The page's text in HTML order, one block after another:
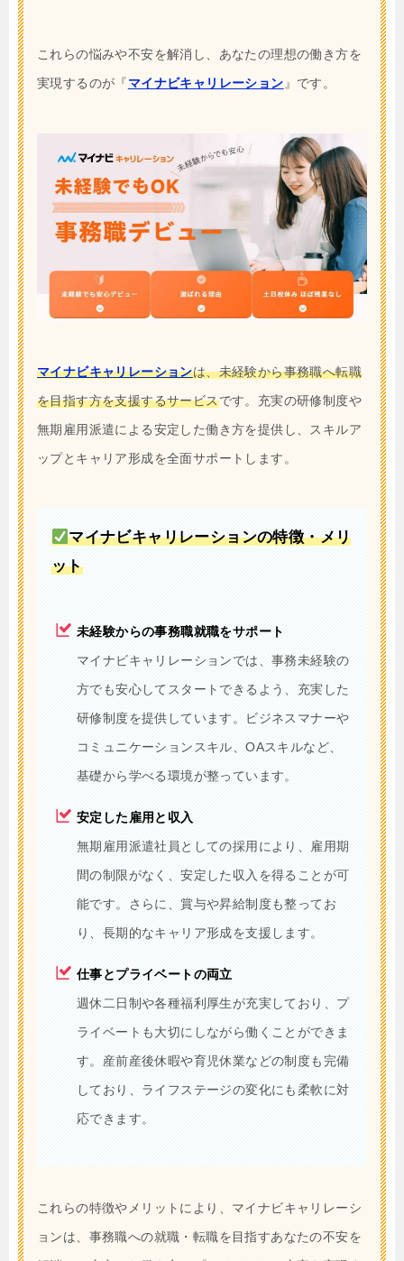
これらの悩みや不安を解消し、あなたの理想の働き方を
実現するのが『マイナビキャリレーション』です。
マイナビキャリレーションは、未経験から事務職へ転職
を目指す方を支援するサービスです。充実の研修制度や
無期雇用派遣による安定した働き方を提供し、スキルア
ップとキャリア形成を全面サポートします。
マイナビキャリレーションの特徴・メリ
ット
未経験からの事務職就職をサポート
マイナビキャリレーションでは、事務未経験の
方でも安心してスタートできるよう、充実した
研修制度を提供しています。ビジネスマナーや
コミュニケーションスキル、OAスキルなど、
基礎から学べる環境が整っています。
安定した雇用と収入
無期雇用派遣社員としての採用により、雇用期
間の制限がなく、安定した収入を得ることが可
能です。さらに、賞与や昇給制度も整ってお
り、長期的なキャリア形成を支援します。
仕事とプライベートの両立
週休二日制や各種福利厚生が充実しており、プ
ライベートも大切にしながら働くことができま
す。産前産後休暇や育児休業などの制度も完備
しており、ライフステージの変化にも柔軟に対
応できます。
これらの特徴やメリットにより、マイナビキャリレーシ
ョンは、事務職への就職・転職を目指すあなたの不安を